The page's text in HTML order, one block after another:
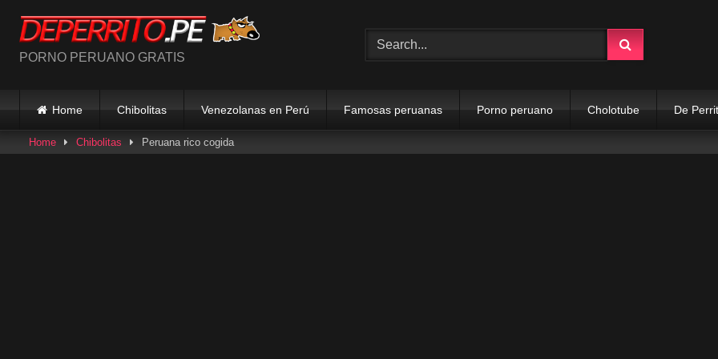
PORNO PERUANO GRATIS
Home Chibolitas Venezolanas en Perú Famosas peruanas Porno peruano Cholotube De
Home Chibolitas Peruana rico cogida